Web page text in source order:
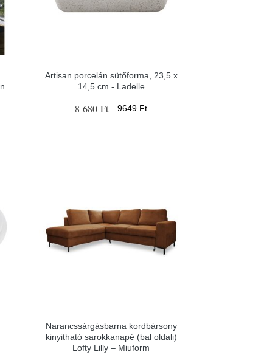
Artisan porcelán sütőforma, 23,5 x
14,5 cm - Ladelle
8 680 Ft 9649 Ft
Narancssárgásbarna kordbársony
kinyitható sarokkanapé (bal oldali)
Lofty Lilly – Miuform